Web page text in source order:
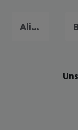
Alicante